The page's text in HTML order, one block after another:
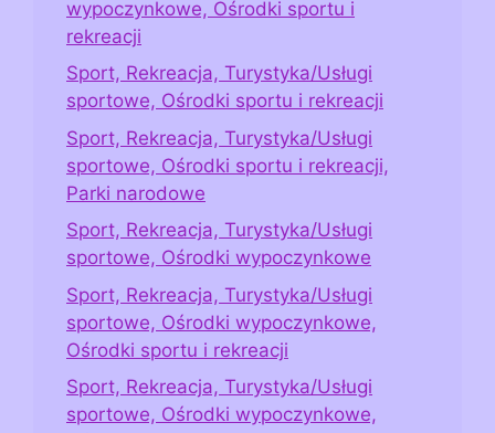
wypoczynkowe, Ośrodki sportu i
rekreacji
Sport, Rekreacja, Turystyka/Usługi
sportowe, Ośrodki sportu i rekreacji
Sport, Rekreacja, Turystyka/Usługi
sportowe, Ośrodki sportu i rekreacji,
Parki narodowe
Sport, Rekreacja, Turystyka/Usługi
sportowe, Ośrodki wypoczynkowe
Sport, Rekreacja, Turystyka/Usługi
sportowe, Ośrodki wypoczynkowe,
Ośrodki sportu i rekreacji
Sport, Rekreacja, Turystyka/Usługi
sportowe, Ośrodki wypoczynkowe,